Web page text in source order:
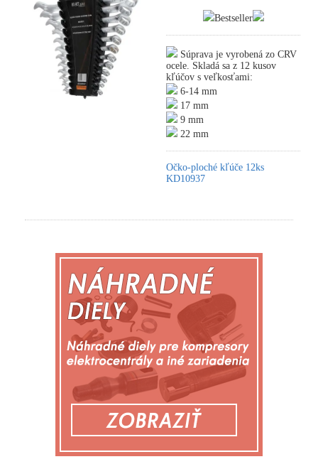
Bestseller
Súprava je vyrobená zo CRV
ocele. Skladá sa z 12 kusov
kľúčov s veľkosťami:
6-14 mm
17 mm
9 mm
22 mm
Očko-ploché kľúče 12ks
KD10937